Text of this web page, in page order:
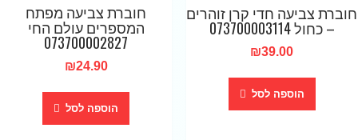
חוברת צביעה חדי קרן זוהרים
– כחול 073700003114
₪39.00
הוספה לסל
חוברת צביעה מפתח
המספרים עולם החי
073700002827
₪24.90
הוספה לסל